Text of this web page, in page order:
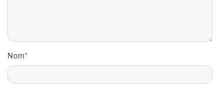
Nom*